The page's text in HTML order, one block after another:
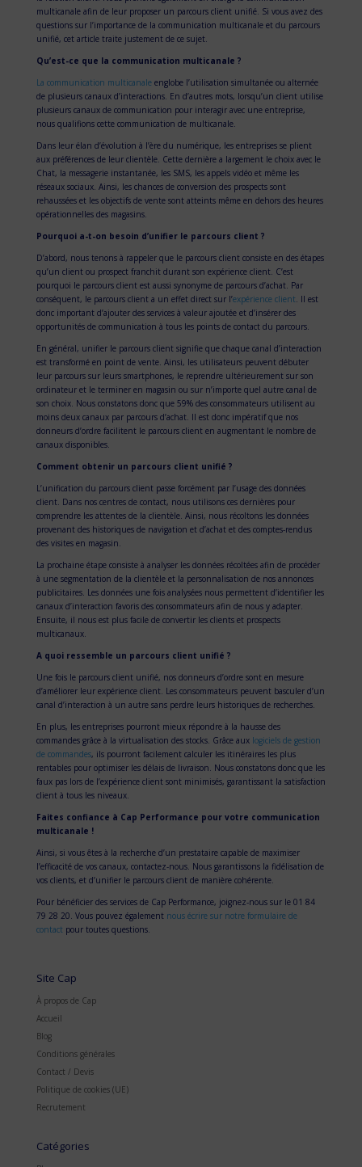
multicanale afin de leur proposer un parcours client unifié. Si vous avez des
questions sur l’importance de la communication multicanale et du parcours
unifié, cet article traite justement de ce sujet.
Qu’est-ce que la communication multicanale ?
La communication multicanaleenglobe l’utilisation simultanée ou alternée
de plusieurs canaux d’interactions. En d’autres mots, lorsqu’un client utilise
plusieurs canaux de communication pour interagir avec une entreprise,
nous qualifions cette communication de multicanale.
Dans leur élan d’évolution à l’ère du numérique, les entreprises se plient
aux préférences de leur clientèle. Cette dernière a largement le choix avec le
Chat, la messagerie instantanée, les SMS, les appels vidéo et même les
réseaux sociaux. Ainsi, les chances de conversion des prospects sont
rehaussées et les objectifs de vente sont atteints même en dehors des heures
opérationnelles des magasins.
Pourquoi a-t-on besoin d’unifier le parcours client ?
D’abord, nous tenons à rappeler que le parcours client consiste en des étapes
qu’un client ou prospect franchit durant son expérience client. C’est
pourquoi le parcours client est aussi synonyme de parcours d’achat. Par
conséquent, le parcours client a un effet direct sur l’expérience client . Il est
donc important d’ajouter des services à valeur ajoutée et d’insérer des
opportunités de communication à tous les points de contact du parcours.
En général, unifier le parcours client signifie que chaque canal d’interaction
est transformé en point de vente. Ainsi, les utilisateurs peuvent débuter
leur parcours sur leurs smartphones, le reprendre ultérieurement sur son
ordinateur et le terminer en magasin ou sur n’importe quel autre canal de
son choix. Nous constatons donc que 59% des consommateurs utilisent au
moins deux canaux par parcours d’achat. Il est donc impératif que nos
donneurs d’ordre facilitent le parcours client en augmentant le nombre de
canaux disponibles.
Comment obtenir un parcours client unifié ?
L’unification du parcours client passe forcément par l’usage des données
client. Dans nos centres de contact, nous utilisons ces dernières pour
comprendre les attentes de la clientèle. Ainsi, nous récoltons les données
provenant des historiques de navigation et d’achat et des comptes-rendus
des visites en magasin.
La prochaine étape consiste à analyser les données récoltées afin de procéder
à une segmentation de la clientèle et la personnalisation de nos annonces
publicitaires. Les données une fois analysées nous permettent d’identifier les
canaux d’interaction favoris des consommateurs afin de nous y adapter.
Ensuite, il nous est plus facile de convertir les clients et prospects
multicanaux.
A quoi ressemble un parcours client unifié ?
Une fois le parcours client unifié, nos donneurs d’ordre sont en mesure
d’améliorer leur expérience client. Les consommateurs peuvent basculer d’un
canal d’interaction à un autre sans perdre leurs historiques de recherches.
En plus, les entreprises pourront mieux répondre à la hausse des
commandes grâce à la virtualisation des stocks. Grâce aux logiciels de gestion
de commandes, ils pourront facilement calculer les itinéraires les plus
rentables pour optimiser les délais de livraison. Nous constatons donc que les
faux pas lors de l’expérience client sont minimisés, garantissant la satisfaction
client à tous les niveaux.
Faites confiance à Cap Performance pour votre communication
multicanale !
Ainsi, si vous êtes à la recherche d’un prestataire capable de maximiser
l’efficacité de vos canaux, contactez-nous. Nous garantissons la fidélisation de
vos clients, et d’unifier le parcours client de manière cohérente.
Pour bénéficier des services de Cap Performance, joignez-nous sur le 01 84
79 28 20. Vous pouvez égalementnous écrire sur notre formulaire de
contact pour toutes questions.
Site Cap
À propos de Cap
Accueil
Blog
Conditions générales
Contact / Devis
Politique de cookies (UE)
Recrutement
Catégories